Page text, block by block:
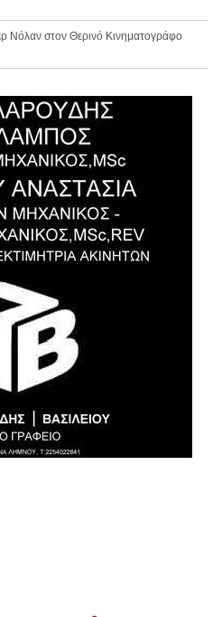
Νόλαν στον Θερινό Κινηματογράφο